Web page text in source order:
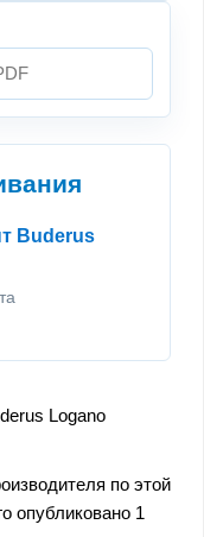
Buderus
Logano
по этой
опубликовано 1